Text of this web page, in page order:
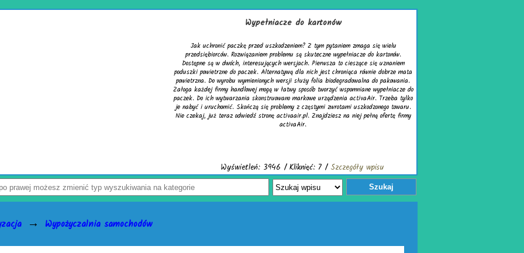
Wypełniacze do kartonów
Jak uchronić paczkę przed uszkodzeniem? Z tym pytaniem zmaga się wielu
przedsiębiorców. Rozwiązaniem problemu są skuteczne wypełniacze do kartonów.
Dostępne są w dwóch, interesujących wersjach. Pierwsza to cieszące się uznaniem
poduszki powietrzne do paczek. Alternatywą dla nich jest chroniąca równie dobrze mata
powietrzna. Do wyrobu wymienionych wersji służy folia biodegradowalna do pakowania.
Załoga każdej firmy handlowej mogą w łatwy sposób tworzyć wspomniane wypełniacze do
paczek. Do ich wytwarzania skonstruowano markowe urządzenia activaAir. Trzeba tylko
je nabyć i uruchomić. Skończą się problemy z częstymi zwrotami uszkodzonego towaru.
Nie czekaj, już teraz odwiedź stronę activaair.pl. Znajdziesz na niej pełną ofertę firmy
Wyświetleń: 3946 / Kliknięć: 7 /Szczegóły wpisu
Szukaj
→ Wypożyczalnia samochodów